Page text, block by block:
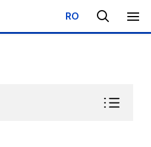
RO
Субботняя Школа / Грядущее царство